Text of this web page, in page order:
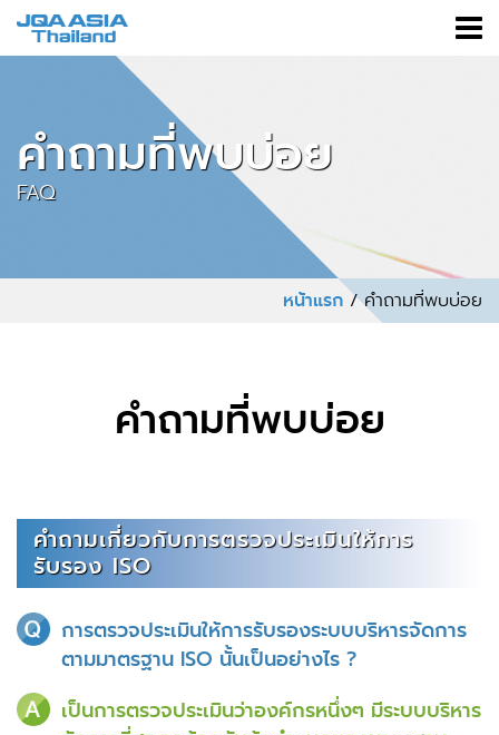
คำถามที่พบบ่อย
FAQ
หน้าแรก / คำถามที่พบบ่อย
คำถามที่พบบ่อย
คำถามเกี่ยวกับการตรวจประเมินให้การ
รับรอง ISO
การตรวจประเมินให้การรับรองระบบบริหารจัดการ
ตามมาตรฐาน ISO นั้นเป็นอย่างไร ?
เป็นการตรวจประเมินว่าองค์กรหนึ่งๆ มีระบบบริหาร